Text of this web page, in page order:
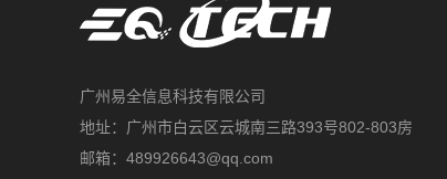
广州易全信息科技有限公司
地址：广州市白云区云城南三路393号802-803房
邮箱：489926643@qq.com